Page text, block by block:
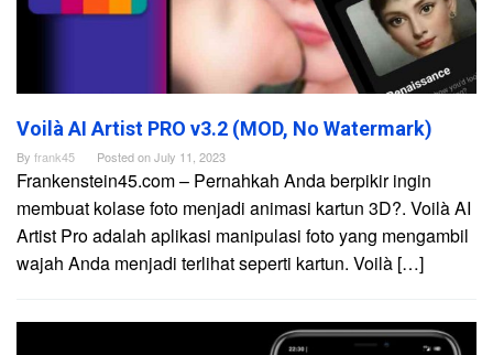
Voilà AI Artist PRO v3.2 (MOD, No Watermark)
By frank45 Posted onJuly 11, 2023
Frankenstein45.com – Pernahkah Anda berpikir ingin
membuat kolase foto menjadi animasi kartun 3D?. Voilà AI
Artist Pro adalah aplikasi manipulasi foto yang mengambil
wajah Anda menjadi terlihat seperti kartun. Voilà […]